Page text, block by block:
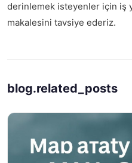
derinlemek isteyenler için iş
makalesini tavsiye ederiz.
blog.related_posts